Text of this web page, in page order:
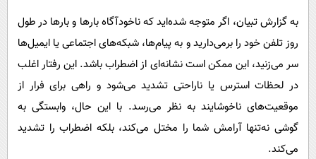
سلامت
بین الملل
اجتماعی
حیات وحش
به گزارش تبیان، اگر متوجه شده‌اید که ناخودآگاه بارها و بارها در طول
روز تلفن خود را برمی‌دارید و به پیام‌ها، شبکه‌های اجتماعی یا ایمیل‌ها
سر می‌زنید، این ممکن است نشانه‌ای از اضطراب باشد. این رفتار اغلب
در لحظات استرس یا ناراحتی تشدید می‌شود و راهی برای فرار از
موقعیت‌های ناخوشایند به نظر می‌رسد. با این حال، وابستگی به
گوشی نه‌تنها آرامش شما را مختل می‌کند، بلکه اضطراب را تشدید
می‌کند.